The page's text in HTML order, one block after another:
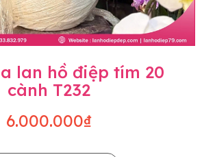
lan hồ điệp tím 20
cành T232
6.000.000₫